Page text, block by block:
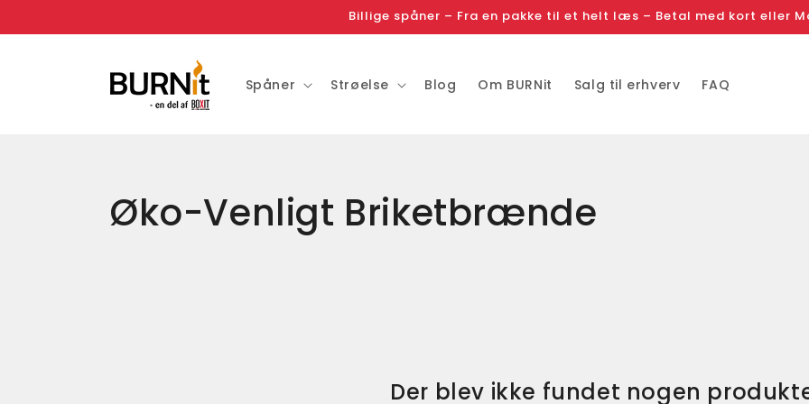
Billige spåner – Fra en pakke til et helt læs – Betal med kort eller
Spåner Strøelse Blog Om BURNit Salg til erhverv FAQ
K
Øko-Venligt Briketbrænde
Der blev ikke fundet nogen